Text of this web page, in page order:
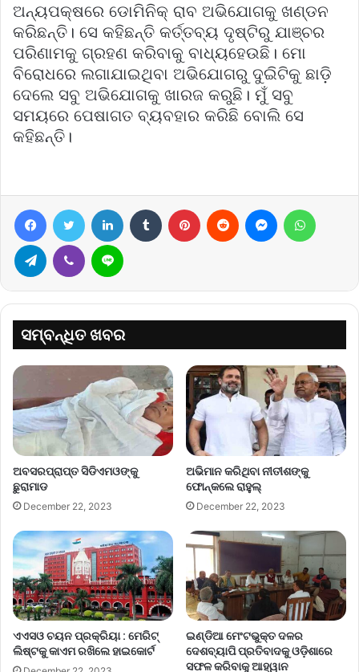
ଅନ୍ୟପକ୍ଷରେ ଡୋମିନିକ୍ ରାବ ଅଭିଯୋଗକୁ ଖଣ୍ଡନ
କରିଛନ୍ତି। ସେ କହିଛନ୍ତି କର୍ତ୍ତବ୍ୟ ଦୃଷ୍ଟିରୁ ଯାଞ୍ଚର
ପରିଣାମକୁ ଗ୍ରହଣ କରିବାକୁ ବାଧ୍ୟହେଉଛି। ମୋ
ବିରୋଧରେ ଲଗାଯାଇଥିବା ଅଭିଯୋଗରୁ ଦୁଇିଟିକୁ ଛାଡ଼ି
ଦେଲେ ସବୁ ଅଭିଯୋଗକୁ ଖାରଜ କରୁଛି। ମୁଁ ସବୁ
ସମୟରେ ପେଷାଗତ ବ୍ୟବହାର କରିଛି ବୋଲି ସେ
କହିଛନ୍ତି।
FacebookTwitter LinkedIn Tumblr Pinterest Reddit Messenger
Telegram Viber Line
ସମ୍ବନ୍ଧିତ ଖବର
ଅବସରପ୍ରାପ୍ତ ସିଡିଏମଓଙ୍କୁ
ଛୁରାମାଡ
December 22, 2023
ଅଭିମାନ କରିଥିବା ନୀତୀଶଙ୍କୁ
ଫୋନ୍‌କଲେ ରାହୁଲ୍‌
December 22, 2023
ଏଏସଓ ଚୟନ ପ୍ରକ୍ରିୟା : ମେରିଟ୍
ଲିଷ୍ଟକୁ କାଏମ ରଖିଲେ ହାଇକୋର୍ଟ
ଇଣ୍ଡିଆ ମେଂଟଭୁକ୍ତ ଦଳର
ଦେଶବ୍ୟାପି ପ୍ରତିବାଦକୁ ଓଡ଼ିଶାରେ
ସଫଳ କରିବାକୁ ଆହ୍ୱାନ